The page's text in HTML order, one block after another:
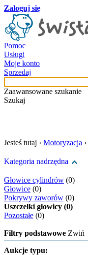
Zaloguj się
Pomoc
Usługi
Moje konto
Sprzedaj
Zaawansowane szukanie
Szukaj
Jesteś tutaj › Motoryzacja ›
Kategoria nadrzędna
Głowice cylindrów (0)
Głowice (0)
Pokrywy zaworów (0)
Uszczelki głowicy (0)
Pozostałe (0)
Filtry podstawowe Zwiń
Aukcje typu: